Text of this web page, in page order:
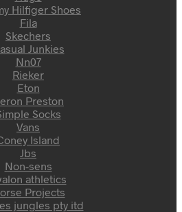
Hilfiger Shoes
Fila
Skechers
Junkies
Nn07
Rieker
Eton
Preston
Socks
Vans
Island
Jbs
Non-sens
athletics
Projects
jungles pty itd